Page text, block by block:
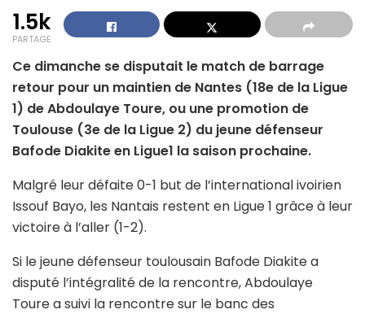
1.5k
PARTAGE
Ce dimanche se disputait le match de barrage
retour pour un maintien de Nantes (18e de la Ligue
1) de Abdoulaye Toure, ou une promotion de
Toulouse (3e de la Ligue 2) du jeune défenseur
Bafode Diakite en Ligue1 la saison prochaine.
Malgré leur défaite 0-1 but de l’international ivoirien
Issouf Bayo, les Nantais restent en Ligue 1 grâce à leur
victoire à l’aller (1-2).
Si le jeune défenseur toulousain Bafode Diakite a
disputé l’intégralité de la rencontre, Abdoulaye
Toure a suivi la rencontre sur le banc des